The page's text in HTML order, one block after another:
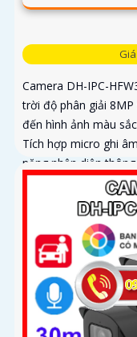
Camera DH-IPC-
trời độ phân giải
đến hình ảnh màu
Tích hợp micro ghi
năng nhận diện
người và xe, nâng
IP67 chống bụi nước